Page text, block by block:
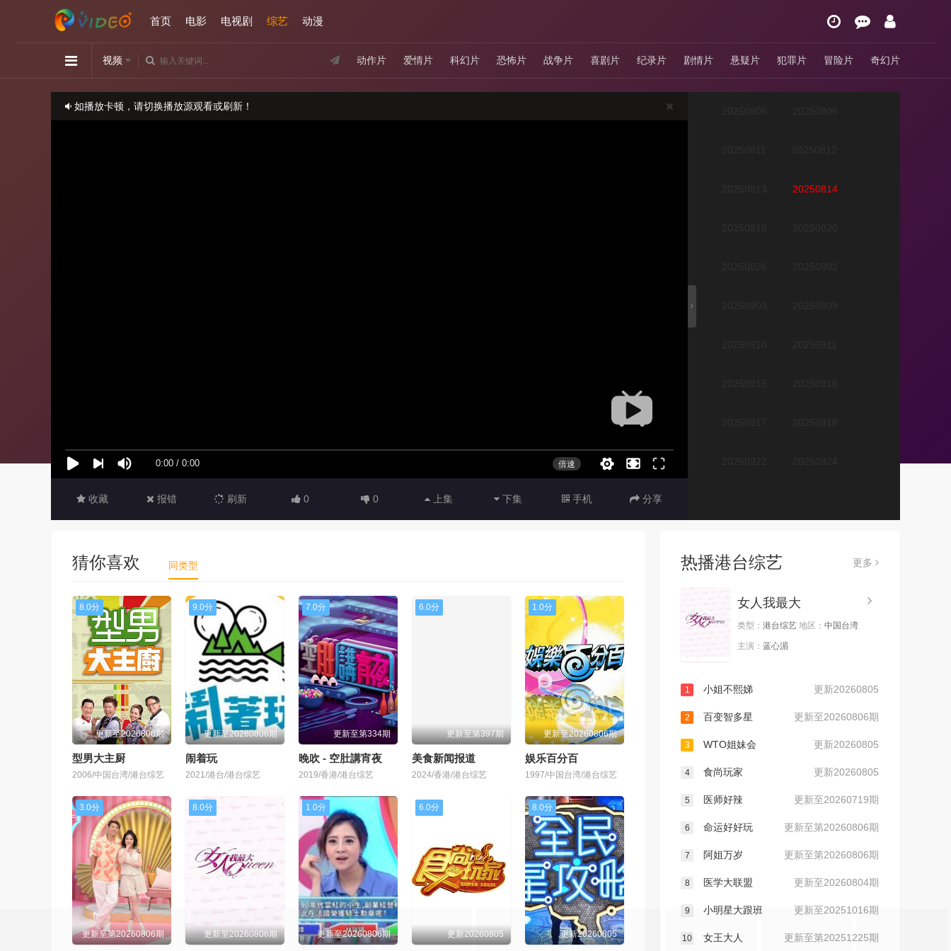
首页 电影 电视剧 综艺 动漫
动作片 爱情片 科幻片 恐怖片 战争片 喜剧片 纪录片 剧情片 悬疑片 犯罪片 冒险片 奇幻片
视频
如播放卡顿，请切换播放源观看或刷新！
正在播放：小姐不熙娣-20250814
收藏 报错 刷新 0 0 上集 下集 手机 分享
20250814
20251015 20251020
20251027 20251028
20251104 20251105
20251106 20251110
猜你喜欢 同类型
8.0分
更新至2026806期
型男大主厨
2006/中国台湾/港台综艺
9.0分
更新至20260806期
闹着玩
2021/港台/港台综艺
7.0分
更新至第334期
晚吹 - 空肚講宵夜
2019/香港/港台综艺
6.0分
更新至第397期
美食新闻报道
2024/香港/港台综艺
1.0分
更新至20260806期
娱乐百分百
1997/中国台湾/港台综艺
3.0分
更新至第20260806期
8.0分
更新至20260806期
1.0分
更新至20260806期
6.0分
更新20260805
8.0分
更新20260805
热播港台综艺 更多
女人我最大
类型： 港台综艺 地区： 中国台湾
主演： 蓝心湄
更新20260805
1 小姐不熙娣
更新至20260806期
2 百变智多星
更新20260805
3 WTO姐妹会
更新20260805
4 食尚玩家
更新至20260719期
5 医师好辣
更新至第20260806期
6 命运好好玩
更新至第20260806期
7 阿姐万岁
更新至20260804期
8 医学大联盟
更新至20251016期
9 小明星大跟班
更新至第20251225期
10 女王大人